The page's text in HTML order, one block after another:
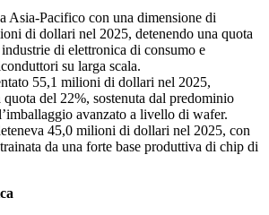
Asia-Pacifico con una dimensione di
di dollari nel 2025, detenendo una quota
di elettronica di consumo e
su larga scala.
55,1 milioni di dollari nel 2025,
quota del 22%, sostenuta dal predominio
avanzato a livello di wafer.
45,0 milioni di dollari nel 2025, con
da una forte base produttiva di chip di